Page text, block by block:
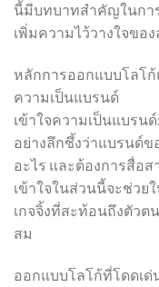
นี้มีบทบาทสำคัญในกา
เพิ่มความไว้วางใจขอ
หลักการออกแบบโลโก้
ความเป็นแบรนด์
เข้าใจความเป็นแบรน
อย่างลึกซึ้งว่าแบรนด์
อะไร และต้องการสื่อ
เข้าใจในส่วนนี้จะช่ว
เกจจิ้งที่สะท้อนถึงตัวต
สม
ออกแบบโลโก้ที่โดดเ